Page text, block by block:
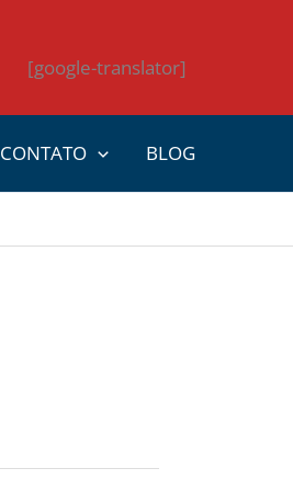
[google-translator]
CONTATO BLOG